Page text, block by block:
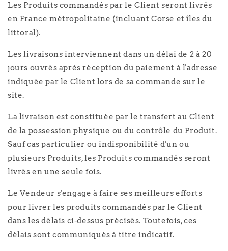
Les Produits commandés par le Client seront livrés
en France métropolitaine (incluant Corse et îles du
littoral).
Les livraisons interviennent dans un délai de 2 à 20
jours ouvrés après réception du paiement à l'adresse
indiquée par le Client lors de sa commande sur le
site.
La livraison est constituée par le transfert au Client
de la possession physique ou du contrôle du Produit.
Sauf cas particulier ou indisponibilité d'un ou
plusieurs Produits, les Produits commandés seront
livrés en une seule fois.
Le Vendeur s'engage à faire ses meilleurs efforts
pour livrer les produits commandés par le Client
dans les délais ci-dessus précisés. Toutefois, ces
délais sont communiqués à titre indicatif.